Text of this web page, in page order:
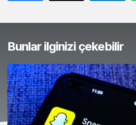
Bunlar ilginizi çekebilir